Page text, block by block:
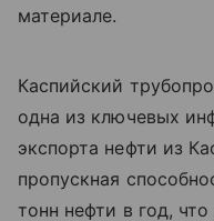
материале.
Каспийский
одна из ключевых
экспорта нефти из
пропускная
тонн нефти в год,